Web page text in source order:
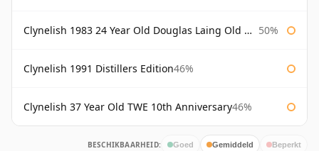
Clynelish 1983 24 Year Old Douglas Laing Old Malt Cask 50%
Clynelish 1991 Distillers Edition46%
Clynelish 37 Year Old TWE 10th Anniversary46%
BESCHIKBAARHEID: Goed Gemiddeld Beperkt